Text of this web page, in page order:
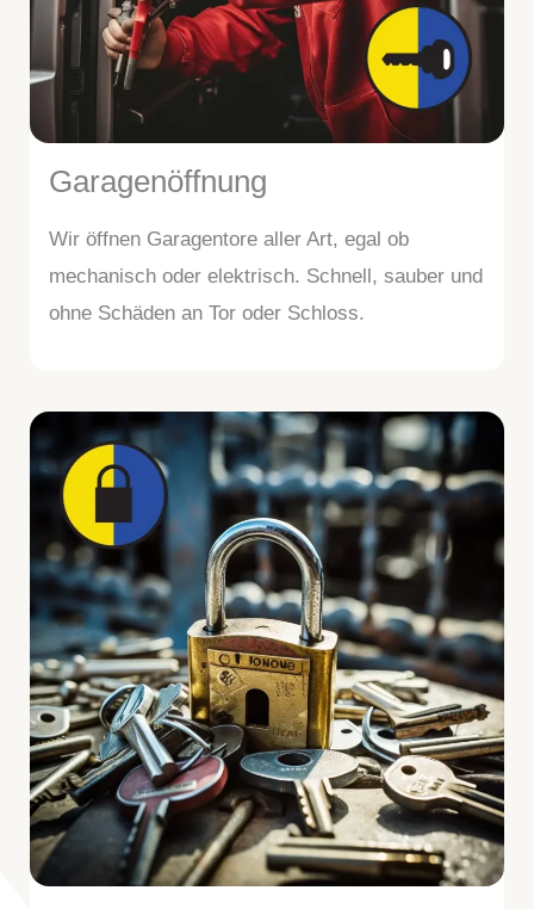
Garagenöffnung
Wir öffnen Garagentore aller Art, egal ob
mechanisch oder elektrisch. Schnell, sauber und
ohne Schäden an Tor oder Schloss.